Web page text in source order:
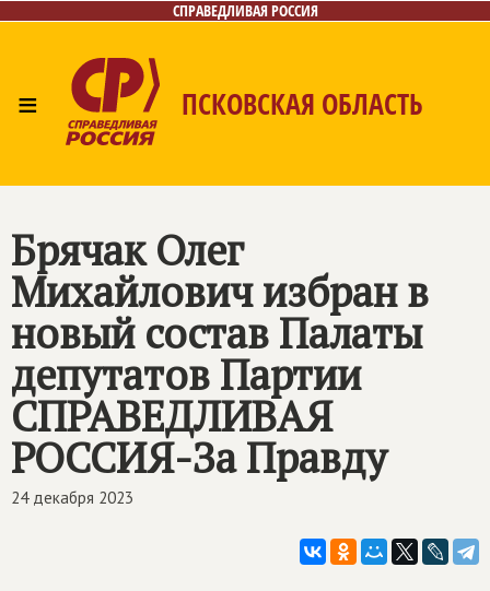
СПРАВЕДЛИВАЯ РОССИЯ
≡ ПСКОВСКАЯ ОБЛАСТЬ
Брячак Олег
Михайлович избран в
новый состав Палаты
депутатов Партии
СПРАВЕДЛИВАЯ
РОССИЯ-За Правду
24 декабря 2023